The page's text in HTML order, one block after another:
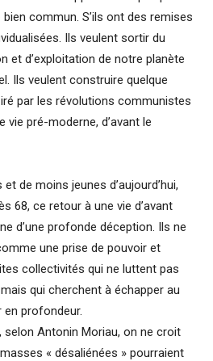
commun. S’ils ont des remises
Ils veulent sortir du
et d’exploitation de notre planète
Ils veulent construire quelque
par les révolutions communistes
vie pré-moderne, d’avant le
de moins jeunes d’aujourd’hui,
68, ce retour à une vie d’avant
d’une profonde déception. Ils ne
une prise de pouvoir et
collectivités qui ne luttent pas
qui cherchent à échapper au
profondeur.
selon Antonin Moriau, on ne croit
« désaliénées » pourraient